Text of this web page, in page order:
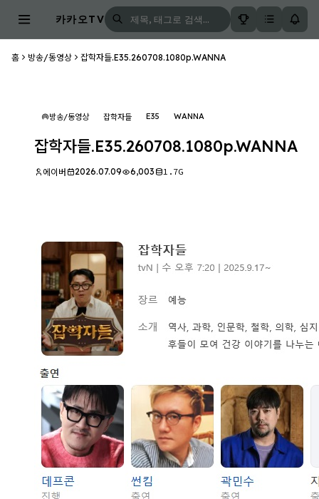
카카오TV
홈 방송/동영상 잡학자들.E35.260708.1080p.WANNA
방송/동영상 잡학자들 E35 WANNA
잡학자들.E35.260708.1080p.WANNA
에이버 2026.07.09 6,003 1.7G